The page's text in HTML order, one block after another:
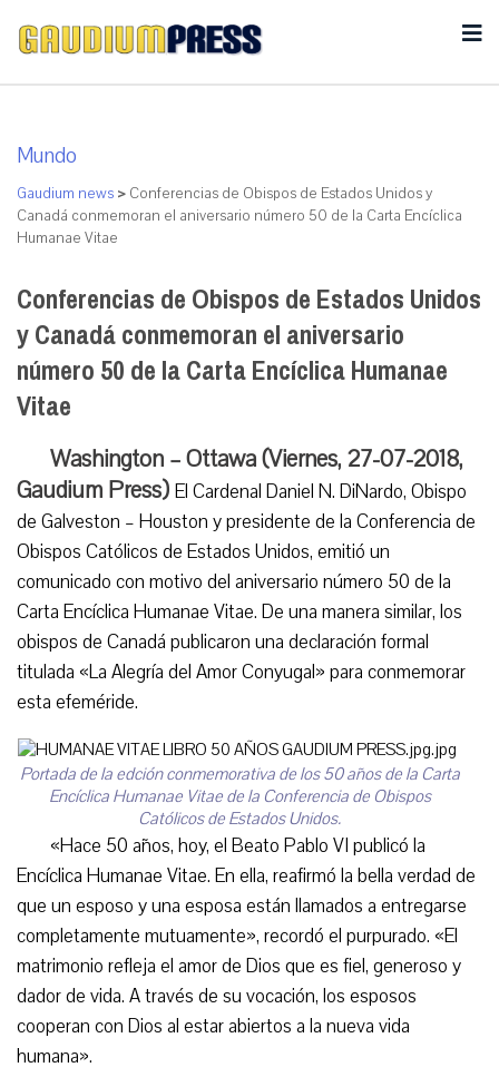
Mundo
Gaudium news > Conferencias de Obispos de Estados Unidos y
Canadá conmemoran el aniversario número 50 de la Carta Encíclica
Humanae Vitae
Conferencias de Obispos de Estados Unidos
y Canadá conmemoran el aniversario
número 50 de la Carta Encíclica Humanae
Vitae
Washington – Ottawa (Viernes, 27-07-2018,
Gaudium Press) El Cardenal Daniel N. DiNardo, Obispo
de Galveston – Houston y presidente de la Conferencia de
Obispos Católicos de Estados Unidos, emitió un
comunicado con motivo del aniversario número 50 de la
Carta Encíclica Humanae Vitae. De una manera similar, los
obispos de Canadá publicaron una declaración formal
titulada «La Alegría del Amor Conyugal» para conmemorar
esta efeméride.
Portada de la edción conmemorativa de los 50 años de la Carta
Encíclica Humanae Vitae de la Conferencia de Obispos
Católicos de Estados Unidos.
«Hace 50 años, hoy, el Beato Pablo VI publicó la
Encíclica Humanae Vitae. En ella, reafirmó la bella verdad de
que un esposo y una esposa están llamados a entregarse
completamente mutuamente», recordó el purpurado. «El
matrimonio refleja el amor de Dios que es fiel, generoso y
dador de vida. A través de su vocación, los esposos
cooperan con Dios al estar abiertos a la nueva vida
humana».